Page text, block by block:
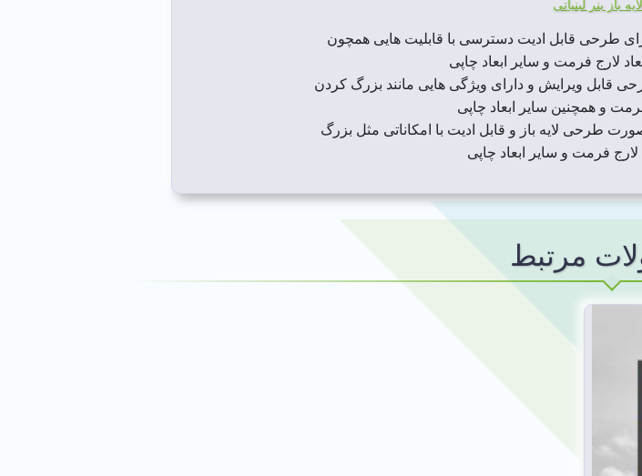
باز بنر لبنیاتی
طرحی قابل ادیت دسترسی با قابلیت هایی همچون
لارج فرمت و سایر ابعاد چاپی
قابل ویرایش و دارای ویژگی هایی مانند بزرگ کردن
و همچنین سایر ابعاد چاپی
طرحی لایه باز و قابل ادیت با امکاناتی مثل بزرگ
لارج فرمت و سایر ابعاد چاپی
مرتبط